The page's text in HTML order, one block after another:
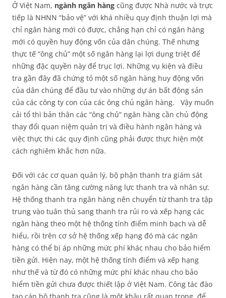
Ở Việt Nam, ngành ngân hàng cũng được Nhà nước và trực
tiếp là NHNN “bảo vệ” với khá nhiều quy định thuận lợi mà
chỉ ngân hàng mới có được, chẳng hạn chỉ có ngân hàng
mới có quyền huy động vốn của dân chúng. Thế nhưng
thực tế “ông chủ” một số ngân hàng lại lợi dụng triệt để
những đặc quyền này để trục lợi. Những vụ kiện và điều
tra gần đây đã chứng tỏ một số ngân hàng huy động vốn
của dân chúng để đầu tư vào những dự án bất động sản
của các công ty con của các ông chủ ngân hàng. Vậy muốn
cải tổ thì bản thân các “ông chủ” ngân hàng cần chủ động
thay đổi quan niệm quản trị và điều hành ngân hàng và
việc thực thi các quy định cũng phải được thực hiện một
cách nghiêm khắc hơn nữa.
Đối với các cơ quan quản lý, bộ phận thanh tra giám sát
ngân hàng cần tăng cường năng lực thanh tra và nhân sự.
Hệ thống thanh tra ngân hàng nên chuyển từ thanh tra tập
trung vào tuân thủ sang thanh tra rủi ro và xếp hạng các
ngân hàng theo một hệ thống tính điểm minh bạch và dễ
hiểu, rồi trên cơ sở hệ thống xếp hạng đó mà các ngân
hàng có thể bị áp những mức phí khác nhau cho bảo hiểm
tiền gửi. Hiện nay, một hệ thống tính điểm và xếp hạng
như thế và từ đó có những mức phí khác nhau cho bảo
hiểm tiền gửi chưa được thiết lập ở Việt Nam. Công tác đào